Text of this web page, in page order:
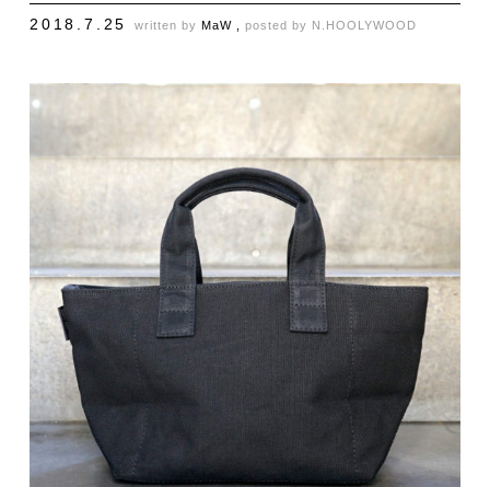
2018.7.25 written by MaW , posted by N.HOOLYWOOD